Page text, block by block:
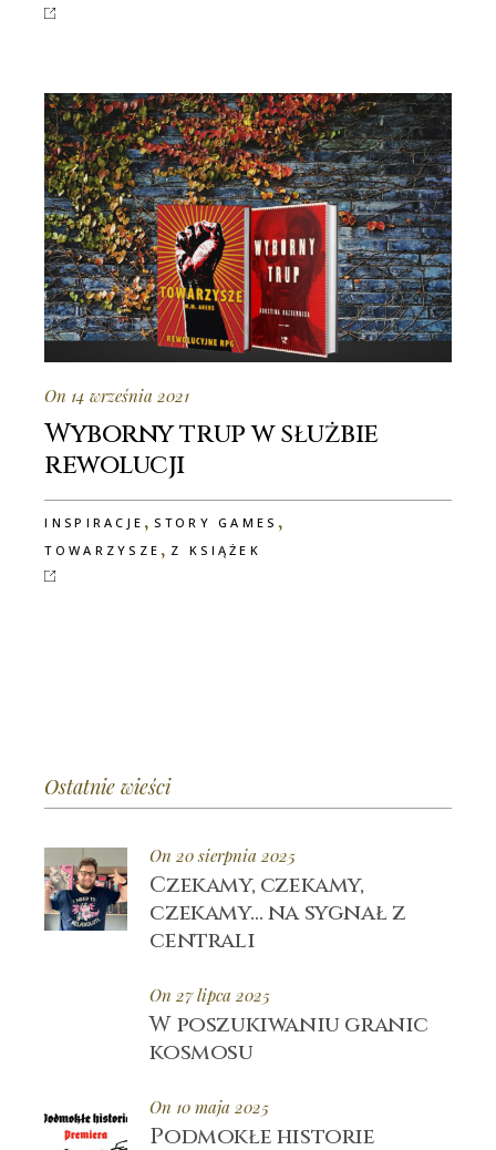
On 14 września 2021
Wyborny trup w służbie
rewolucji
INSPIRACJE , STORY GAMES ,
TOWARZYSZE , Z KSIĄŻEK
Ostatnie wieści
On 20 sierpnia 2025
Czekamy, czekamy,
czekamy… na sygnał z
centrali
On 27 lipca 2025
W poszukiwaniu granic
kosmosu
On 10 maja 2025
Podmokłe historie